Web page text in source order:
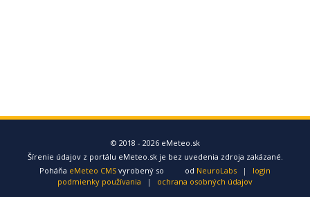
© 2018 - 2026 eMeteo.sk
Šírenie údajov z portálu eMeteo.sk je bez uvedenia zdroja zakázané.
Poháňa eMeteo CMS vyrobený so od NeuroLabs |
login
podmienky používania
| ochrana osobných údajov